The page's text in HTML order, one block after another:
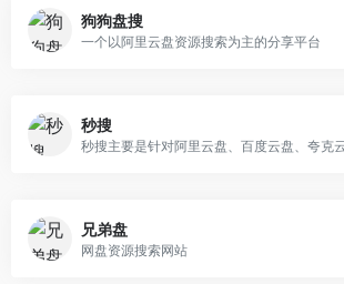
狗狗盘搜
一个以阿里云盘资源搜索为主的分享平台
秒搜
兄弟盘
网盘资源搜索网站